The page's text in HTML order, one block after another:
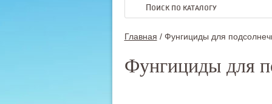
Главная / Фунгициды для
Фунгициды для